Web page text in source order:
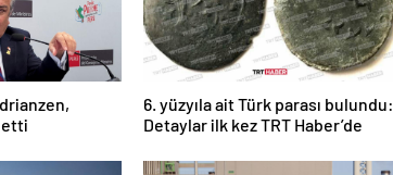
6. yüzyıla ait Türk parası bulundu:
Detaylar ilk kez TRT Haber’de